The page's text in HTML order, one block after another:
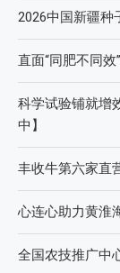
2026中国新疆种
直面“同肥不同
科学试验铺就增
中】
丰收牛第六家直
心连心助力黄淮
全国农技推广中